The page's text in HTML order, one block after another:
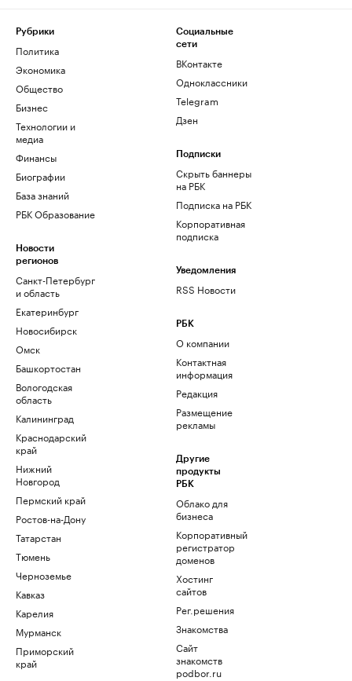
Рубрики
Политика
Экономика
Общество
Бизнес
Технологии и
медиа
Финансы
Биографии
База знаний
РБК Образование
Новости
регионов
Санкт-Петербург
и область
Екатеринбург
Новосибирск
Омск
Башкортостан
Вологодская
область
Калининград
Краснодарский
край
Нижний
Новгород
Пермский край
Ростов-на-Дону
Татарстан
Тюмень
Черноземье
Кавказ
Карелия
Мурманск
Приморский
край
Социальные
сети
ВКонтакте
Одноклассники
Telegram
Дзен
Подписки
Скрыть баннеры
на РБК
Подписка на РБК
Корпоративная
подписка
Уведомления
RSS Новости
РБК
О компании
Контактная
информация
Редакция
Размещение
рекламы
Другие
продукты
РБК
Облако для
бизнеса
Корпоративный
регистратор
доменов
Хостинг
сайтов
Рег.решения
Знакомства
Сайт
знакомств
podbor.ru